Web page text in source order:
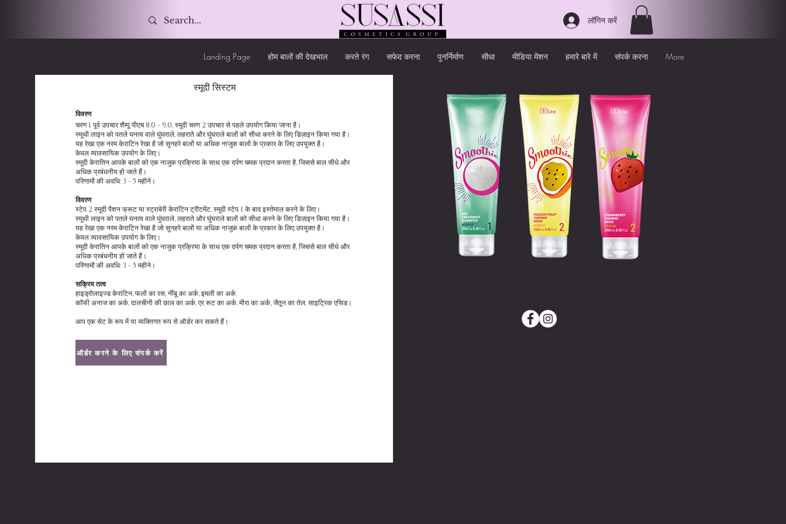
लॉगिन करें
Landing Page होम बालों की देखभाल करते रंग सफेद करना पुनर्निर्माण सीधा मीडिया मेंशन हमारे बारे में संपर्क करना More
स्मूदी सिस्टम
विवरण
चरण 1 पूर्व उपचार शैम्पू पीएच 8.0 - 9.0, स्मूदी चरण 2 उपचार से पहले उपयोग किया जाना है।
स्मूथी लाइन को पतले घनत्व वाले घुंघराले, लहराते और घुंघराले बालों को सीधा करने के लिए डिज़ाइन किया गया है।
यह रेखा एक नरम केराटिन रेखा है जो सुनहरे बालों या अधिक नाजुक बालों के प्रकार के लिए उपयुक्त है।
केवल व्यावसायिक उपयोग के लिए।
स्मूदी केरातिन आपके बालों को एक नाजुक प्रक्रिया के साथ एक दर्पण चमक प्रदान करता है, जिससे बाल सीधे और
अधिक प्रबंधनीय हो जाते हैं।
परिणामों की अवधि: 3 - 5 महीने।
विवरण
स्टेप 2 स्मूदी पैशन फ्रूट या स्ट्राबेरी केराटिन ट्रीटमेंट, स्मूदी स्टेप 1 के बाद इस्तेमाल करने के लिए।
स्मूथी लाइन को पतले घनत्व वाले घुंघराले, लहराते और घुंघराले बालों को सीधा करने के लिए डिज़ाइन किया गया है।
यह रेखा एक नरम केराटिन रेखा है जो सुनहरे बालों या अधिक नाजुक बालों के प्रकार के लिए उपयुक्त है।
केवल व्यावसायिक उपयोग के लिए।
स्मूदी केरातिन आपके बालों को एक नाजुक प्रक्रिया के साथ एक दर्पण चमक प्रदान करता है, जिससे बाल सीधे और
अधिक प्रबंधनीय हो जाते हैं।
परिणामों की अवधि: 3 - 5 महीने।
सक्रिय तत्व
हाइड्रोलाइज्ड केराटिन, फलों का रस, नींबू का अर्क, इमली का अर्क,
कॉफी अनाज का अर्क, दालचीनी की छाल का अर्क, एर रूट का अर्क, मीरा का अर्क, जैतून का तेल, साइट्रिक एसिड।
आप एक सेट के रूप में या व्यक्तिगत रूप से ऑर्डर कर सकते हैं।
ऑर्डर करने के लिए संपर्क करें